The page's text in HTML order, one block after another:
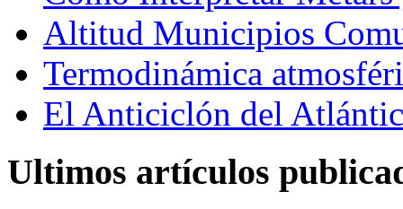
Altitud Municipios
Termodinámica
El Anticiclón del
Ultimos artículos